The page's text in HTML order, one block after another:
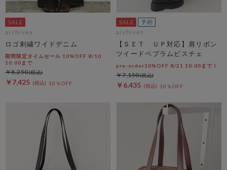
archives
ロゴ刺繍ワイドデニム
期間限定タイムセール 10%OFF 8/10
10:00まで
￥7,425 10％OFF
￥8,250
archives
【ＳＥＴ ＵＰ対応】肩リボン
ツイードペプラムビスチェ
pre-order10%OFF 8/21 10:00まで！
￥6,435 10％OFF
￥7,150